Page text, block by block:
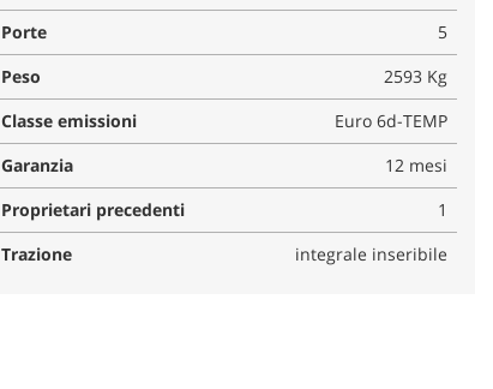
Porte
5
Peso
2593 Kg
Classe emissioni
Euro 6d-TEMP
Garanzia
12 mesi
Proprietari precedenti
1
Trazione
integrale inseribile